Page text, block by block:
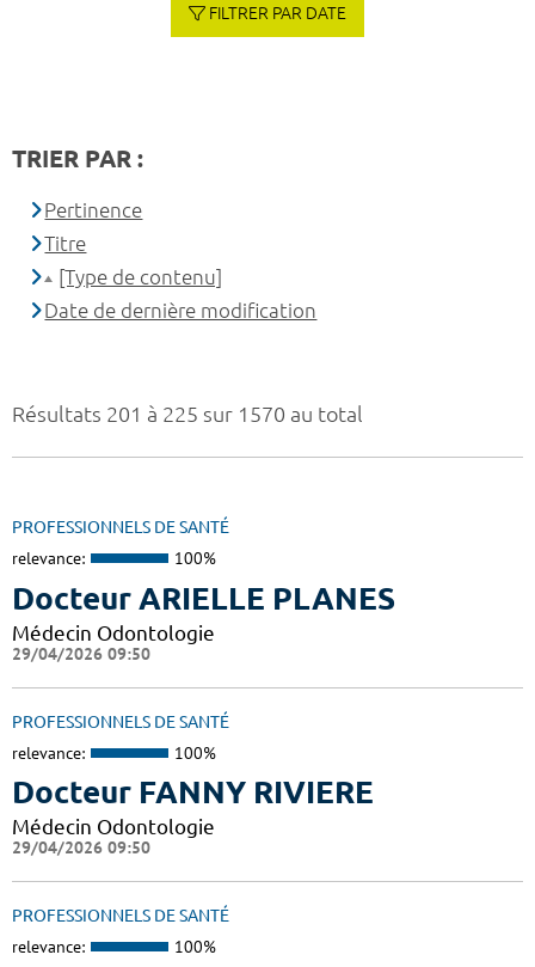
Résultats 201 à 225 sur 1570 au total
PROFESSIONNELS DE SANTÉ
relevance: 100%
Docteur ARIELLE PLANES
Médecin Odontologie
29/04/2026 09:50
PROFESSIONNELS DE SANTÉ
relevance: 100%
Docteur FANNY RIVIERE
Médecin Odontologie
29/04/2026 09:50
PROFESSIONNELS DE SANTÉ
relevance: 100%
FILTRER PAR DATE
TRIER PAR :
Pertinence
Titre
[Type de contenu]
Date de dernière modification